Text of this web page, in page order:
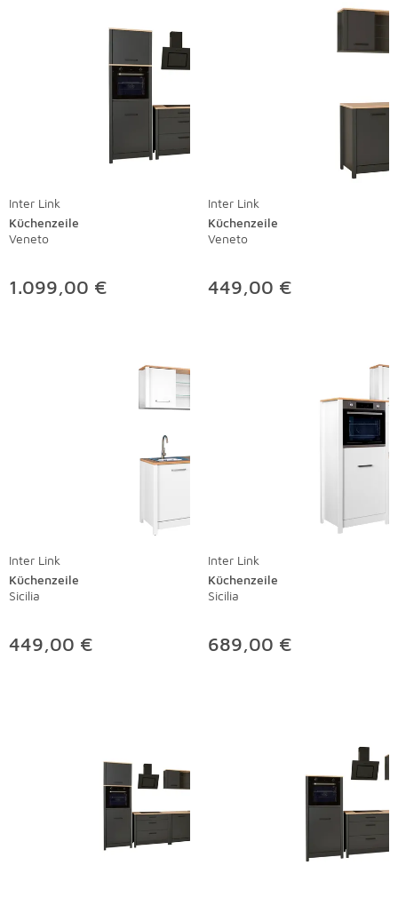
Inter Link
Küchenzeile
Veneto
1.099,00 €
Inter Link
Küchenzeile
Veneto
449,00 €
Inter Link
Küchenzeile
Sicilia
449,00 €
Inter Link
Küchenzeile
Sicilia
689,00 €